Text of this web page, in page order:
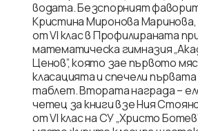
водата. Безспорният
Кристина Миронова Маринова,
от VI клас в Профилираната
математическа гимназия
Ценов”, която зае първото
класацията и спечели
таблет. Втората награда –
четец за книги взе Ния
от VI клас на СУ „Христо